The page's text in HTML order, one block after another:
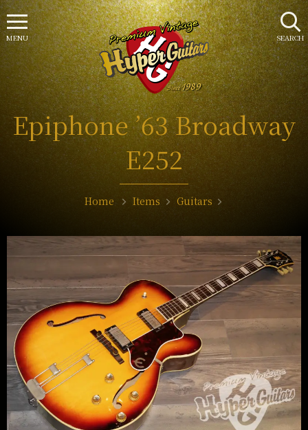
Epiphone ’63 Broadway
E252
Home Items Guitars
SEARCH
MENU